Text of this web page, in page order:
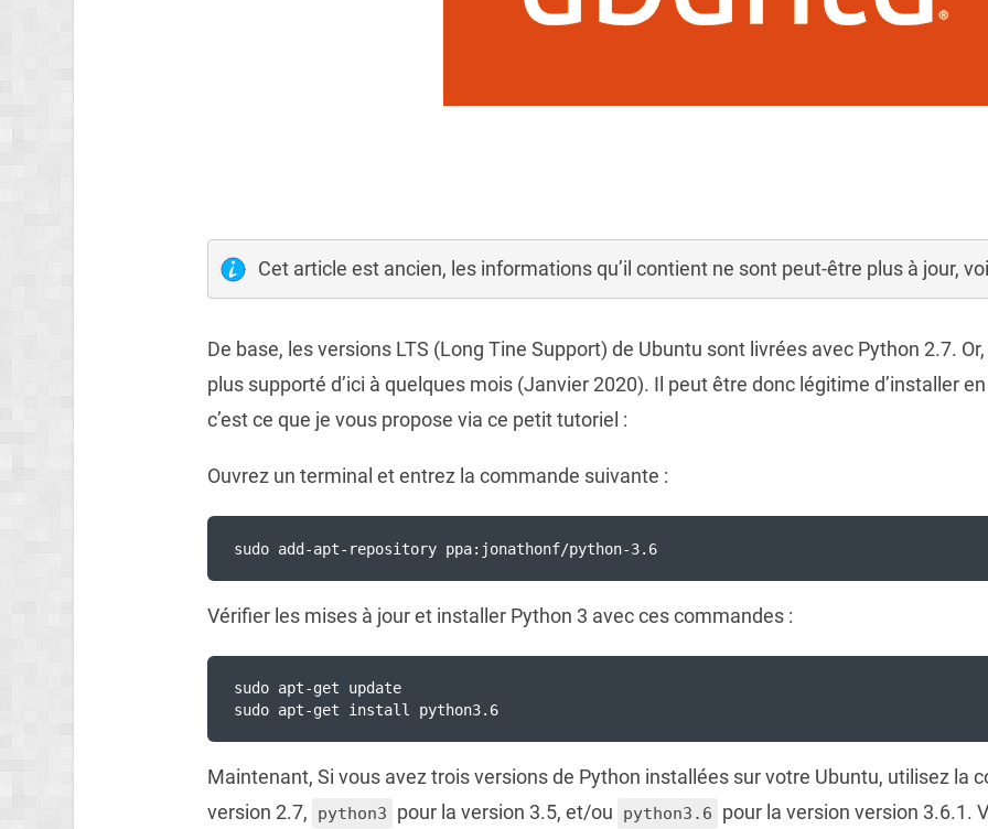
Cet article est ancien, les informations qu’il contient ne sont peut-être plus à jour,
De base, les versions LTS (Long Tine Support) de Ubuntu sont livrées avec Python 2.7.
plus supporté d’ici à quelques mois (Janvier 2020). Il peut être donc légitime d’installer
c’est ce que je vous propose via ce petit tutoriel :
Ouvrez un terminal et entrez la commande suivante :
sudo add-apt-repository ppa:jonathonf/python-3.6
Vérifier les mises à jour et installer Python 3 avec ces commandes :
sudo apt-get update
sudo apt-get install python3.6
Maintenant, Si vous avez trois versions de Python installées sur votre Ubuntu, utilisez la
version 2.7,
python3 pour la version 3.5, et/ou python3.6
pour la version version 3.6.1.